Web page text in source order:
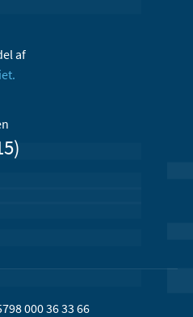
af
000 36 33 66